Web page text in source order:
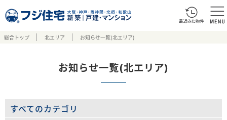
総合トップ 北エリア お知らせ一覧(北エリア)
お知らせ一覧(北エリア)
すべてのカテゴリ